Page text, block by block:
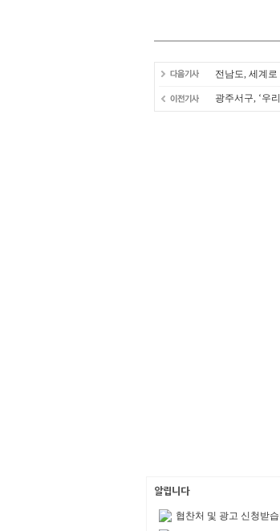
전남도, 세계
광주서구, ‘우
협찬처 및 광고 신청받